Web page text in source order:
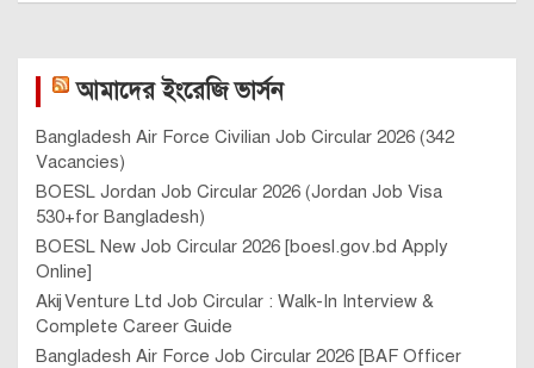
আমাদের ইংরেজি ভার্সন
Bangladesh Air Force Civilian Job Circular 2026 (342
Vacancies)
BOESL Jordan Job Circular 2026 (Jordan Job Visa
530+for Bangladesh)
BOESL New Job Circular 2026 [boesl.gov.bd Apply
Online]
Akij Venture Ltd Job Circular : Walk-In Interview &
Complete Career Guide
Bangladesh Air Force Job Circular 2026 [BAF Officer